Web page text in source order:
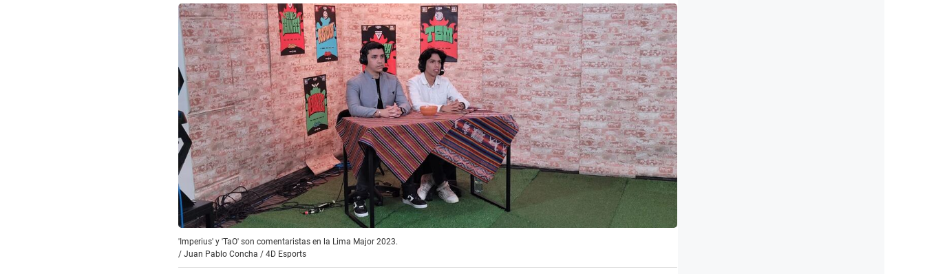
'Imperius' y 'TaO' son comentaristas en la Lima Major 2023.
/ Juan Pablo Concha / 4D Esports